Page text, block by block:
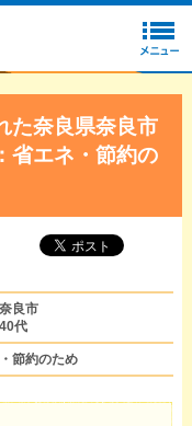
た奈良県奈良市
省エネ・節約の
良市
代
節約のため